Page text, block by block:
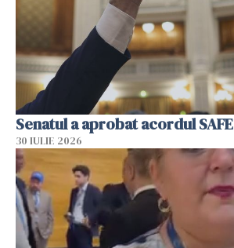
Senatul a aprobat acordul SAFE
30 IULIE 2026